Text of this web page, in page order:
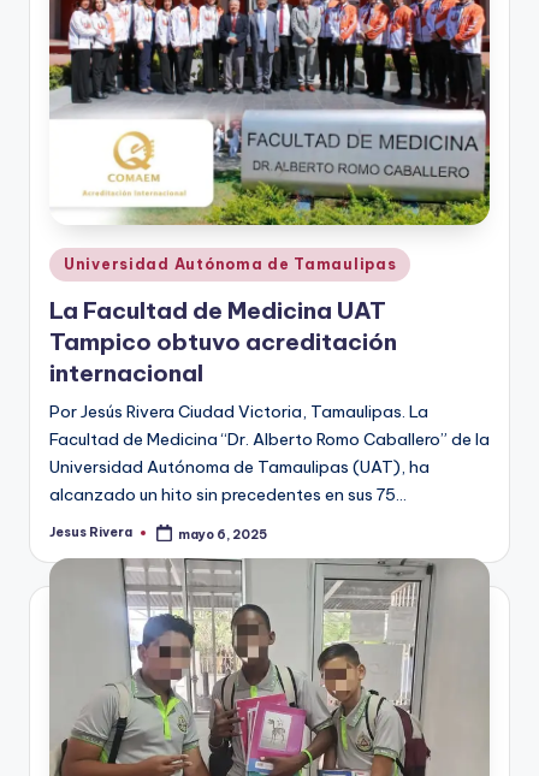
Publicado
en
Universidad Autónoma de Tamaulipas
La Facultad de Medicina UAT
Tampico obtuvo acreditación
internacional
Por Jesús Rivera Ciudad Victoria, Tamaulipas. La
Facultad de Medicina “Dr. Alberto Romo Caballero” de la
Universidad Autónoma de Tamaulipas (UAT), ha
alcanzado un hito sin precedentes en sus 75…
Publicado
Jesus Rivera mayo 6, 2025